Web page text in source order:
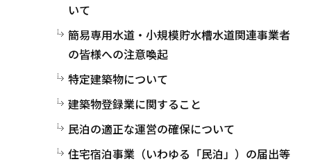
いて
簡易専用水道・小規模貯水槽水道関連事業者
の皆様への注意喚起
特定建築物について
建築物登録業に関すること
民泊の適正な運営の確保について
住宅宿泊事業（いわゆる「民泊」）の届出等